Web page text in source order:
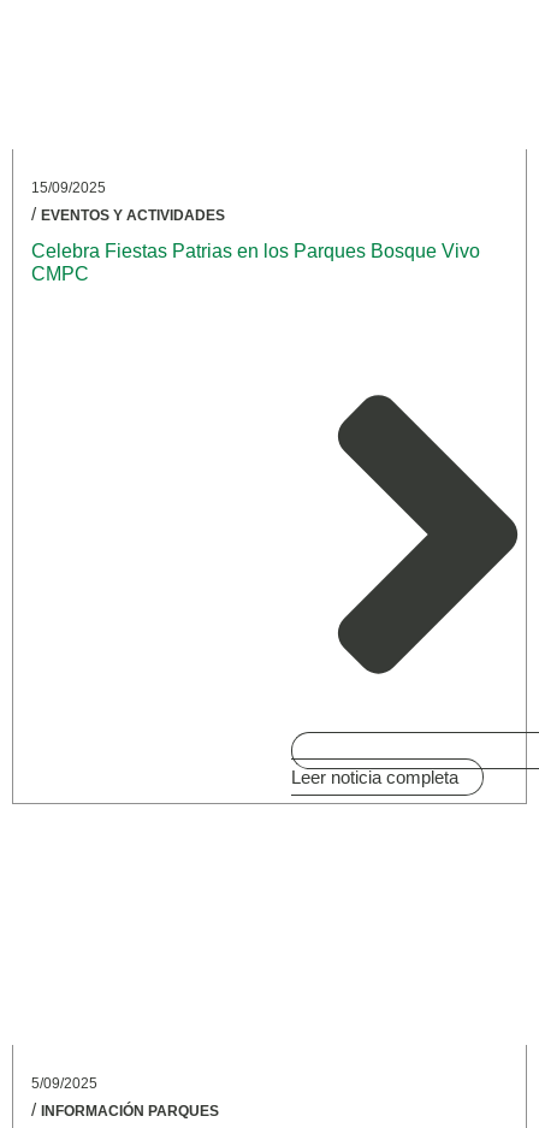
15/09/2025
/ EVENTOS Y ACTIVIDADES
Celebra Fiestas Patrias en los Parques Bosque Vivo
CMPC
Leer noticia completa
5/09/2025
/ INFORMACIÓN PARQUES